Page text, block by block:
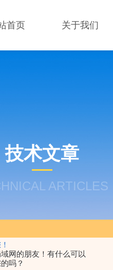
网的朋友！有什么可以
吗？
首页 关于我们
技术文章
ARTICLES